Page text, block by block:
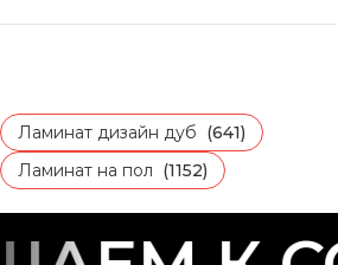
Ламинат дизайн дуб (641)
Ламинат на пол (1152)